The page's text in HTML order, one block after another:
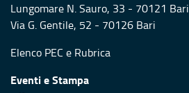
Lungomare N. Sauro, 33 - 70121 Bari
Via G. Gentile, 52 - 70126 Bari
Elenco PEC e Rubrica
Eventi e Stampa